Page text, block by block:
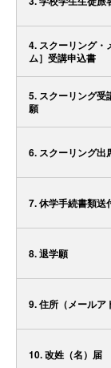
4. スクーリング・
ム］受講申込書
5. スクーリング受
願
6. スクーリング出
7. 休学手続書類送
8. 退学願
9. 住所（メールア
10. 改姓（名）届